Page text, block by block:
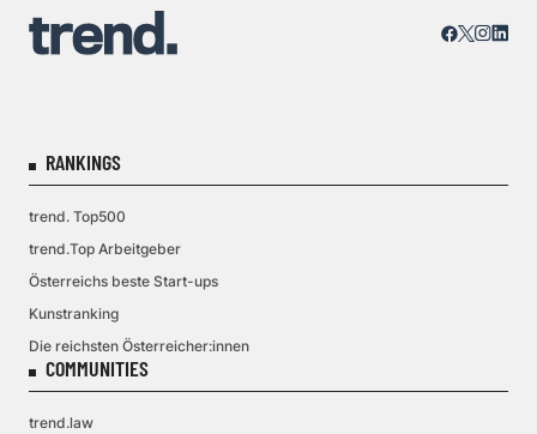
RANKINGS
trend. Top500
trend.Top Arbeitgeber
Österreichs beste Start-ups
Kunstranking
Die reichsten Österreicher:innen
COMMUNITIES
trend.law